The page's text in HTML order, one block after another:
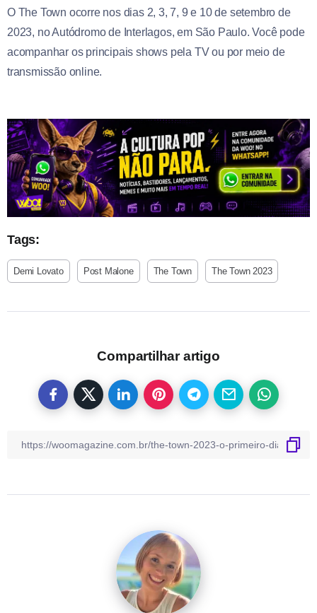
O The Town ocorre nos dias 2, 3, 7, 9 e 10 de setembro de
2023, no Autódromo de Interlagos, em São Paulo. Você pode
acompanhar os principais shows pela TV ou por meio de
transmissão online.
Tags:
Demi Lovato Post Malone The Town The Town 2023
Compartilhar artigo